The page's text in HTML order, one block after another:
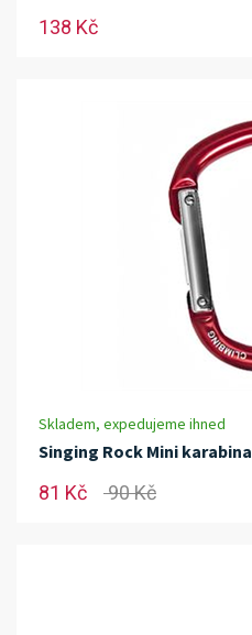
138 Kč
Skladem, expedujeme ihned
Singing Rock Mini karabina
81 Kč 90 Kč